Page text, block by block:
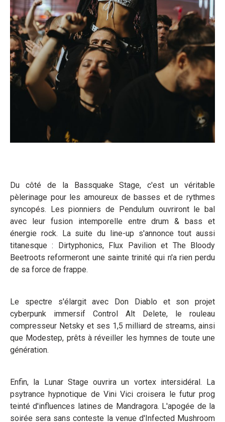
Du côté de la Bassquake Stage, c'est un véritable
pèlerinage pour les amoureux de basses et de rythmes
syncopés. Les pionniers de Pendulum ouvriront le bal
avec leur fusion intemporelle entre drum & bass et
énergie rock. La suite du line-up s'annonce tout aussi
titanesque : Dirtyphonics, Flux Pavilion et The Bloody
Beetroots reformeront une sainte trinité qui n'a rien perdu
de sa force de frappe.
Le spectre s'élargit avec Don Diablo et son projet
cyberpunk immersif Control Alt Delete, le rouleau
compresseur Netsky et ses 1,5 milliard de streams, ainsi
que Modestep, prêts à réveiller les hymnes de toute une
génération.
Enfin, la Lunar Stage ouvrira un vortex intersidéral. La
psytrance hypnotique de Vini Vici croisera le futur prog
teinté d'influences latines de Mandragora. L'apogée de la
soirée sera sans conteste la venue d'Infected Mushroom